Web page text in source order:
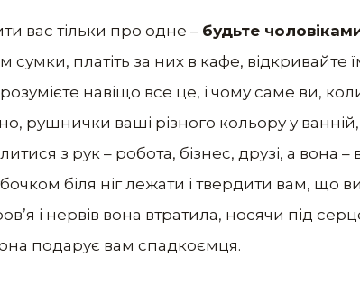
вас тільки про одне – будьте
платіть за них в кафе, відкривайте
навіщо все це, і чому саме ви,
рушнички ваші різного кольору у ванній,
з рук – робота, бізнес, друзі, а вона –
біля ніг лежати і твердити вам, що ви
і нервів вона втратила, носячи під
подарує вам спадкоємця.